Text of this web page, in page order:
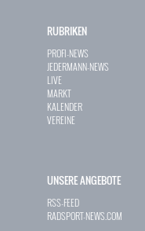
RUBRIKEN
PROFI-NEWS
JEDERMANN-NEWS
LIVE
MARKT
KALENDER
VEREINE
UNSERE ANGEBOTE
RSS-FEED
RADSPORT-NEWS.COM